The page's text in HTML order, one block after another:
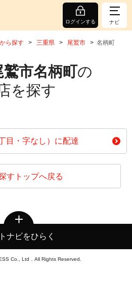
ログインする ナビ
ら探す 三重県 尾鷲市 名柄町
鷲市名柄町の
を探す
目・字なし）に配達
すトップへ戻る
ナビをひらく
Co., Ltd．All Rights Reserved.